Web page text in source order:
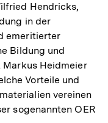
Hendricks,
in der
emeritierter
Bildung und
Heidmeier
Vorteile und
vereinen
sogenannten OER